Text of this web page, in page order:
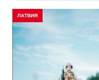
ЛАТВИЯ